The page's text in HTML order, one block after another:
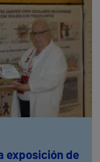
exposición de